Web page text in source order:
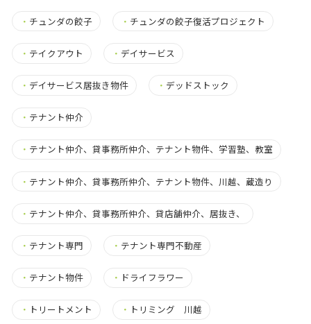
・ チュンダの餃子 ・ チュンダの餃子復活プロジェクト
・ テイクアウト ・ デイサービス
・ デイサービス居抜き物件 ・ デッドストック
・ テナント仲介
・ テナント仲介、貸事務所仲介、テナント物件、学習塾、教室
・ テナント仲介、貸事務所仲介、テナント物件、川越、蔵造り
・ テナント仲介、貸事務所仲介、貸店舗仲介、居抜き、
・ テナント専門 ・ テナント専門不動産
・ テナント物件 ・ ドライフラワー
・ トリートメント ・ トリミング 川越